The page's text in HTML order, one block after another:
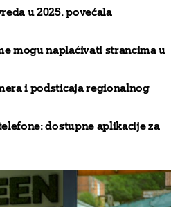
u 2025. povećala
mogu naplaćivati strancima u
i podsticaja regionalnog
dostupne aplikacije za